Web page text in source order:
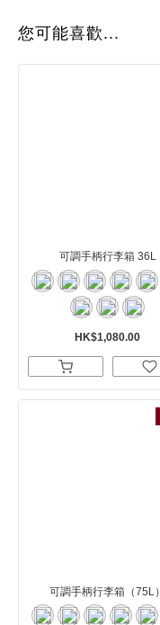
您可能喜歡...
可調手柄行李箱 36L
HK$1,080.00
可調手柄行李箱（75L）